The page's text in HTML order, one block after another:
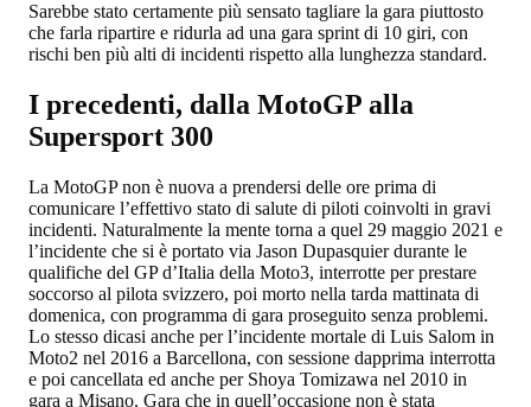
Sarebbe stato certamente più sensato tagliare la gara piuttosto
che farla ripartire e ridurla ad una gara sprint di 10 giri, con
rischi ben più alti di incidenti rispetto alla lunghezza standard.
I precedenti, dalla MotoGP alla
Supersport 300
La MotoGP non è nuova a prendersi delle ore prima di
comunicare l’effettivo stato di salute di piloti coinvolti in gravi
incidenti. Naturalmente la mente torna a quel 29 maggio 2021 e
l’incidente che si è portato via Jason Dupasquier durante le
qualifiche del GP d’Italia della Moto3, interrotte per prestare
soccorso al pilota svizzero, poi morto nella tarda mattinata di
domenica, con programma di gara proseguito senza problemi.
Lo stesso dicasi anche per l’incidente mortale di Luis Salom in
Moto2 nel 2016 a Barcellona, con sessione dapprima interrotta
e poi cancellata ed anche per Shoya Tomizawa nel 2010 in
gara a Misano. Gara che in quell’occasione non è stata